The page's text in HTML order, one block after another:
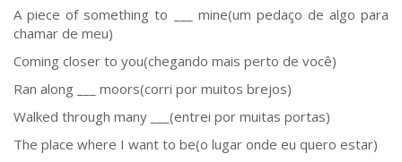
A piece of something to ___ mine(um pedaço de algo para
chamar de meu)
Coming closer to you(chegando mais perto de você)
Ran along ___ moors(corri por muitos brejos)
Walked through many ___(entrei por muitas portas)
The place where I want to be(o lugar onde eu quero estar)